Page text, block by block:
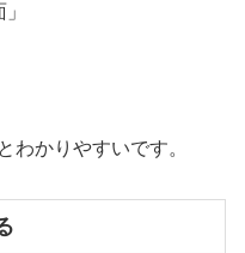
わかりやすいです。